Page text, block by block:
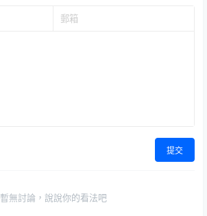
提交
暫無討論，說說你的看法吧